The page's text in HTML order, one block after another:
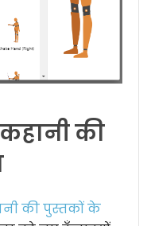
की
की पुस्तकों के